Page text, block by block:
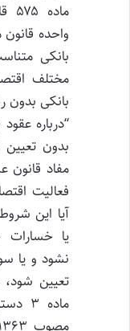
واحده
بانکی
مختلف
“درباره
بدون
مفاد قانون
فعالیت
آیا این
یا
نشود و یا